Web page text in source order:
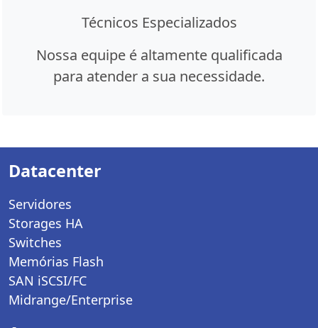
Técnicos Especializados
Nossa equipe é altamente qualificada
para atender a sua necessidade.
Datacenter
Servidores
Storages HA
Switches
Memórias Flash
SAN iSCSI/FC
Midrange/Enterprise